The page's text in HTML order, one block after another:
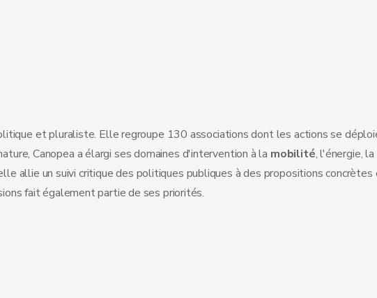
et pluraliste. Elle regroupe 130 associations dont les actions se
Canopea a élargi ses domaines d'intervention à la mobilité, l'énergie,
allie un suivi critique des politiques publiques à des propositions concrètes
fait également partie de ses priorités.